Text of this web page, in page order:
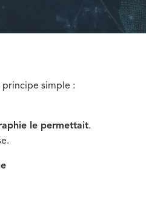
simple :
le permettait.